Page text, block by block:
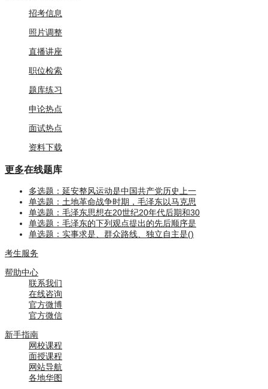
招考信息
照片调整
直播讲座
职位检索
题库练习
申论热点
面试热点
资料下载
更多在线题库
多选题：延安整风运动是中国共产党历史上一
单选题：土地革命战争时期，毛泽东以马克思
单选题：毛泽东思想在20世纪20年代后期和30
单选题：毛泽东的下列观点提出的先后顺序是
单选题：实事求是、群众路线、独立自主是()
考生服务
帮助中心
联系我们
在线咨询
官方微博
官方微信
新手指南
网校课程
面授课程
网站导航
各地华图